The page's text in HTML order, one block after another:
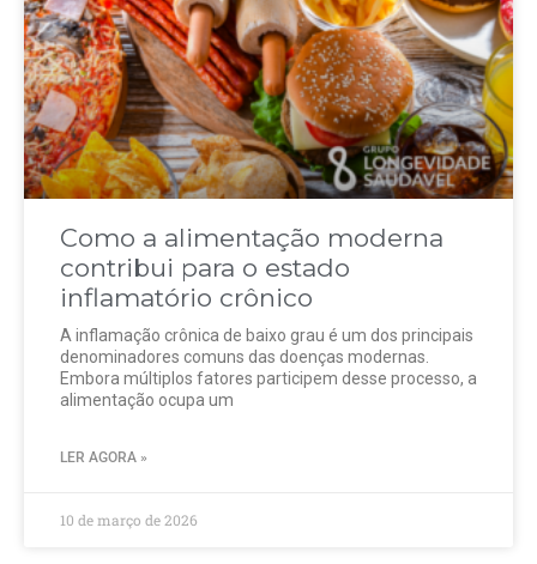
Como a alimentação moderna
contribui para o estado
inflamatório crônico
A inflamação crônica de baixo grau é um dos principais
denominadores comuns das doenças modernas.
Embora múltiplos fatores participem desse processo, a
alimentação ocupa um
LER AGORA »
10 de março de 2026